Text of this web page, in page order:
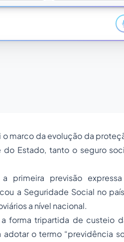
marco da evolução da
Estado, tanto o seguro
primeira previsão
a Seguridade Social no
a nível nacional.
forma tripartida de custeio
o termo “previdência